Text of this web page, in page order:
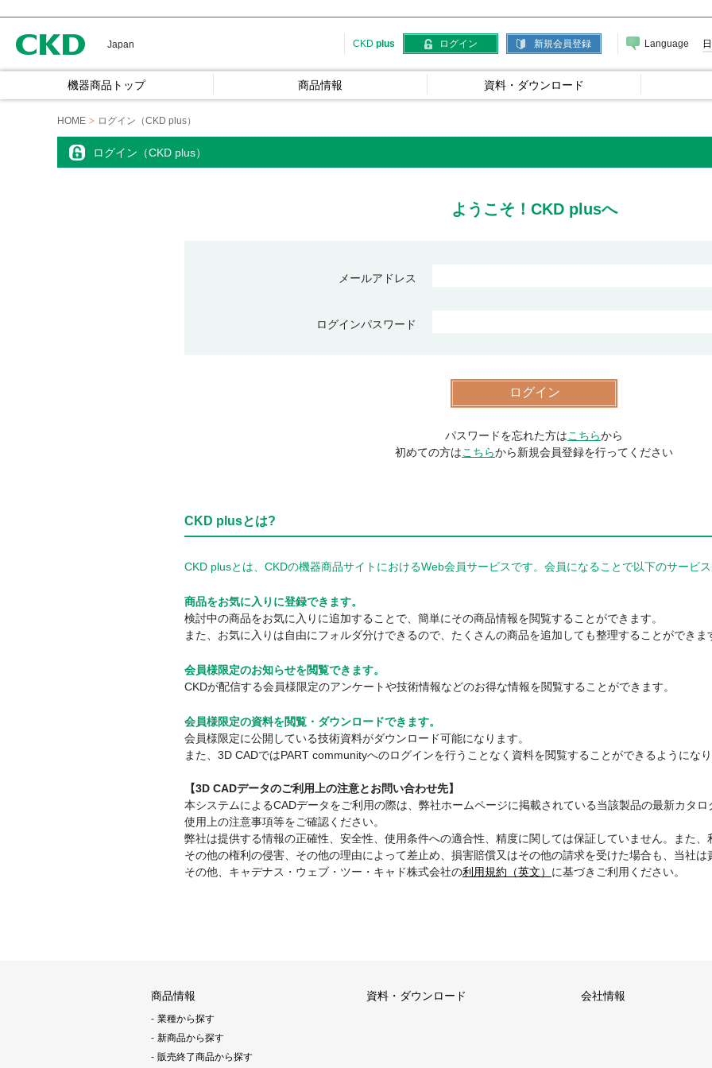
Japan CKD plus ログイン 新規会員登録 Language
機器商品トップ 商品情報 資料・ダウンロード
HOME ログイン（CKD plus）
ログイン（CKD plus）
ようこそ！CKD plusへ
メールアドレス
ログインパスワード
パスワードを忘れた方はこちらから
初めての方はこちらから新規会員登録を行ってください
CKD plusとは?
CKD plusとは、CKDの機器商品サイトにおけるWeb会員サービスです。会員になることで以下のサービス
商品をお気に入りに登録できます。
検討中の商品をお気に入りに追加することで、簡単にその商品情報を閲覧することができます。
また、お気に入りは自由にフォルダ分けできるので、たくさんの商品を追加しても整理することができま
会員様限定のお知らせを閲覧できます。
CKDが配信する会員様限定のアンケートや技術情報などのお得な情報を閲覧することができます。
会員様限定の資料を閲覧・ダウンロードできます。
会員様限定に公開している技術資料がダウンロード可能になります。
また、3D CADではPART communityへのログインを行うことなく資料を閲覧することができるようになり
【3D CADデータのご利用上の注意とお問い合わせ先】
本システムによるCADデータをご利用の際は、弊社ホームページに掲載されている当該製品の最新カタロ
使用上の注意事項等をご確認ください。
弊社は提供する情報の正確性、安全性、使用条件への適合性、精度に関しては保証していません。また
その他の権利の侵害、その他の理由によって差止め、損害賠償又はその他の請求を受けた場合も、当社は
その他、キャデナス・ウェブ・ツー・キャド株式会社の利用規約（英文） に基づきご利用ください。
商品情報
業種から探す
新商品から探す
販売終了商品から探す
資料・ダウンロード 会社情報